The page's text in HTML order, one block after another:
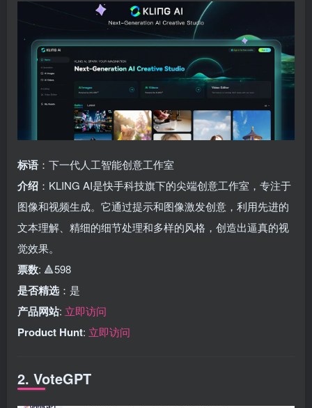
标语 ：下一代人工智能创意工作室
介绍 ：KLING AI是快手科技旗下的尖端创意工作室，专注于
图像和视频生成。它通过提示和图像激发创意，利用先进的
文本理解、精细的细节处理和多样的风格，创造出逼真的视
觉效果。
票数: 🔺598
是否精选 ：是
产品网站: 立即访问
Product Hunt: 立即访问
2. VoteGPT